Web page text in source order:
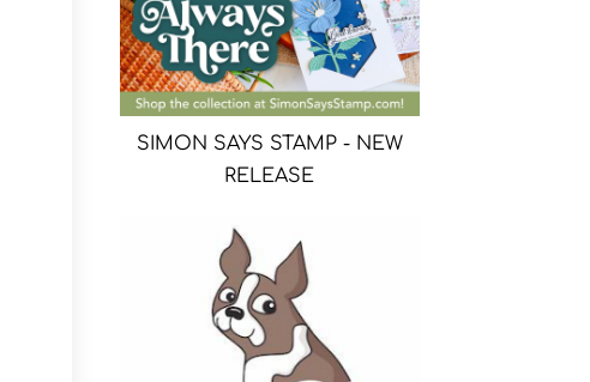
SIMON SAYS STAMP - NEW
RELEASE